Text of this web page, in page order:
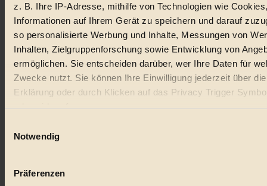
z. B. Ihre IP-Adresse, mithilfe von Technologien wie
Informationen auf Ihrem Gerät zu speichern und darauf
so personalisierte Werbung und Inhalte, Messungen von
Inhalten, Zielgruppenforschung sowie Entwicklung von
ermöglichen. Sie entscheiden darüber, wer Ihre Daten für
Zwecke nutzt. Sie können Ihre Einwilligung jederzeit über
Erklärung oder durch Klicken auf das Privacy Trigger
oder widerrufen
Wenn Sie es erlauben, würden wir auch gerne:
Ihr Gerät durch aktives Scannen nach bestimmten
Notwendig
Präferenzen
Social Media
22.601 Fans auf Facebook
3.415 Follower auf Twitter
Folge uns auf Instagram
Themen
#
Nachhaltigkeit
Vegan